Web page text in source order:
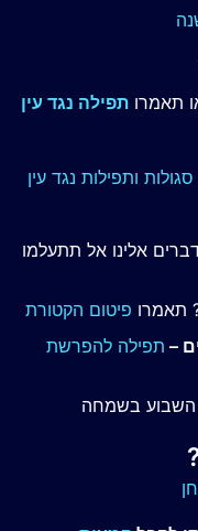
תאמרו תפילה נגד עין
סגולות ותפילות נגד עין
אלינו אל תתעלמו
תאמרו פיטום הקטורת
– תפילה להפרשת
השבוע בשמחה